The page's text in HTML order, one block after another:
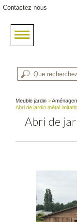
Contactez-nous
Meuble jardin >
Abri de jardin métal
Abri de